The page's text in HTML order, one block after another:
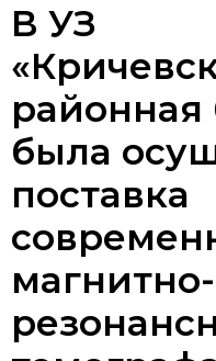
В УЗ
районная
была
поставка
магнитно-